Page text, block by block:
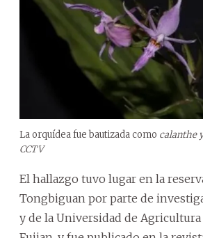
La orquídea fue bautizada como calanthe
CCTV
El hallazgo tuvo lugar en la
Tongbiguan por parte de
y de la Universidad de